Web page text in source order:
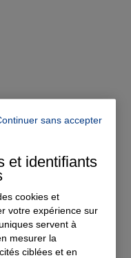
sans accepter
et identifiants
cookies et
votre expérience sur
servent à
mesurer la
ciblées et en